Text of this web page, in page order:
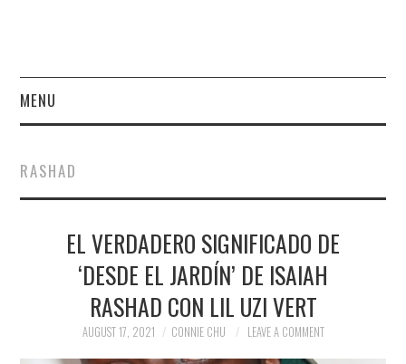
MENU
FINANCE
NEWS
POLITICS
SOCIETY
RASHAD
EL VERDADERO SIGNIFICADO DE
‘DESDE EL JARDÍN’ DE ISAIAH
RASHAD CON LIL UZI VERT
AUGUST 17, 2021 CONNIE CHU LEAVE A COMMENT